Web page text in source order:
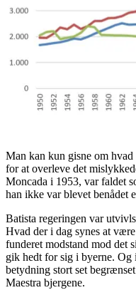
Man kan kun gisne om
for at overleve det
Moncada i 1953, var faldet
han ikke var blevet benådet
Batista regeringen var
Hvad der i dag synes at
funderet modstand mod det
gik hedt for sig i byerne. Og
betydning stort set
Maestra bjergene.